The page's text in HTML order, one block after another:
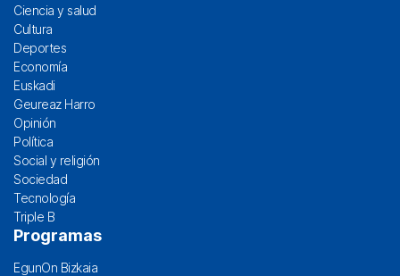
Ciencia y salud
Cultura
Deportes
Economía
Euskadi
Geureaz Harro
Opinión
Política
Social y religión
Sociedad
Tecnología
Triple B
Programas
EgunOn Bizkaia